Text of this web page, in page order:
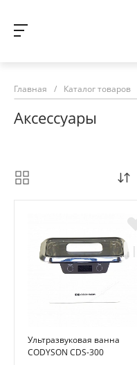
Главная / Каталог товаров
Аксессуары
Ультразвуковая ванна
CODYSON CDS-300